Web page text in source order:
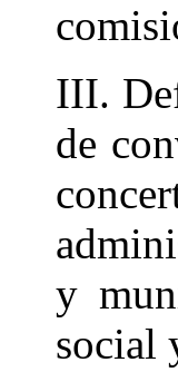
III.
de
y
social